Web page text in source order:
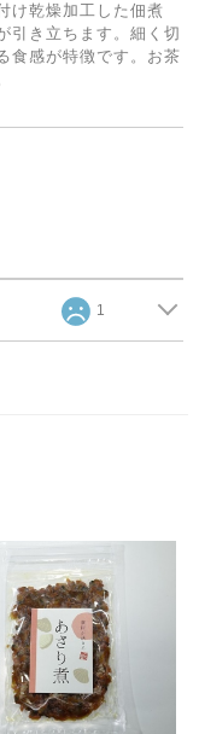
け乾燥加工した佃煮
引き立ちます。細く切
食感が特徴です。お茶
1